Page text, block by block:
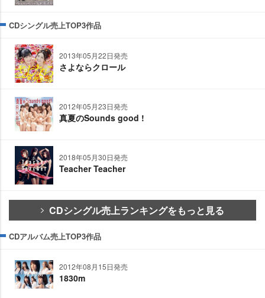
CDシングル売上TOP3作品
2013年05月22日発売
さよならクロール
2012年05月23日発売
真夏のSounds good !
2018年05月30日発売
Teacher Teacher
CDシングル売上ランキングをもっと見る
CDアルバム売上TOP3作品
2012年08月15日発売
1830m